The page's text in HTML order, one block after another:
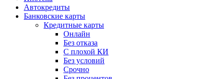
Автокредиты
Банковские карты
Кредитные карты
Онлайн
Без отказа
С плохой КИ
Без условий
Срочно